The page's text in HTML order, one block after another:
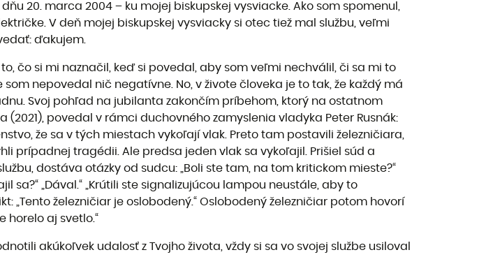
20. marca 2004 – ku mojej biskupskej vysviacke. Ako som spomenul,
V deň mojej biskupskej vysviacky si otec tiež mal službu, veľmi
ďakujem.
čo si mi naznačil, keď si povedal, aby som veľmi nechválil, či sa mi to
nepovedal nič negatívne. No, v živote človeka je to tak, že každý má
Svoj pohľad na jubilanta zakončím príbehom, ktorý na ostatnom
povedal v rámci duchovného zamyslenia vladyka Peter Rusnák:
že sa v tých miestach vykoľají vlak. Preto tam postavili železničiara,
prípadnej tragédii. Ale predsa jeden vlak sa vykoľajil. Prišiel súd a
dostáva otázky od sudcu: „Boli ste tam, na tom kritickom mieste?“
sa?“ „Dával.“ „Krútili ste signalizujúcou lampou neustále, aby to
„Tento železničiar je oslobodený.“ Oslobodený železničiar potom hovorí
horelo aj svetlo.“
akúkoľvek udalosť z Tvojho života, vždy si sa vo svojej službe usiloval